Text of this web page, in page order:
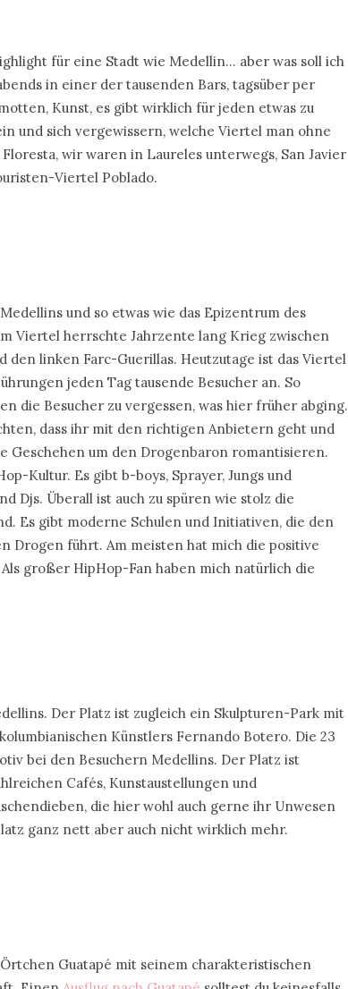
für eine Stadt wie Medellin… aber was soll ich
in einer der tausenden Bars, tagsüber per
Kunst, es gibt wirklich für jeden etwas zu
und sich vergewissern, welche Viertel man ohne
wir waren in Laureles unterwegs, San Javier
Viertel Poblado.
und so etwas wie das Epizentrum des
Viertel herrschte Jahrzente lang Krieg zwischen
linken Farc-Guerillas. Heutzutage ist das Viertel
jeden Tag tausende Besucher an. So
die Besucher zu vergessen, was hier früher abging.
dass ihr mit den richtigen Anbietern geht und
Geschehen um den Drogenbaron romantisieren.
Kultur. Es gibt b-boys, Sprayer, Jungs und
Djs. Überall ist auch zu spüren wie stolz die
Es gibt moderne Schulen und Initiativen, die den
Drogen führt. Am meisten hat mich die positive
großer HipHop-Fan haben mich natürlich die
Der Platz ist zugleich ein Skulpturen-Park mit
Künstlers Fernando Botero. Die 23
bei den Besuchern Medellins. Der Platz ist
Cafés, Kunstaustellungen und
die hier wohl auch gerne ihr Unwesen
ganz nett aber auch nicht wirklich mehr.
Guatapé mit seinem charakteristischen